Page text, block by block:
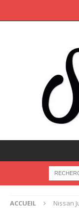
ACCUEIL Nissan